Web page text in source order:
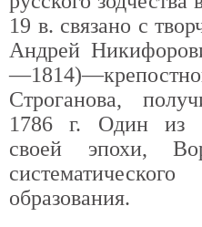
19 в. связано с
Андрей
Строганова,
1786 г. Один из
своей эпохи,
образования.